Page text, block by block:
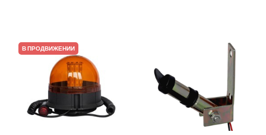
В ПРОДВИЖЕНИИ